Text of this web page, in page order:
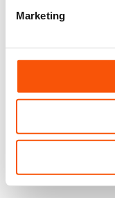
Marketing